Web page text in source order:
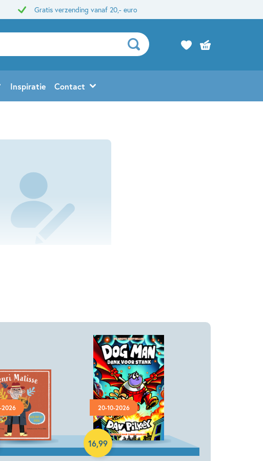
Gratis verzending vanaf 20,- euro
Inspiratie Contact
2026 20-10-2026
16,99
Hardcover